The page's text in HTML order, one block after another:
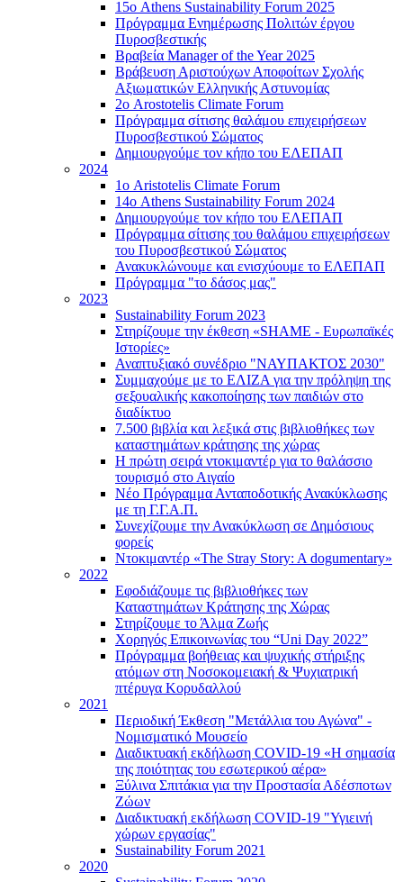
15ο Athens Sustainability Forum 2025
Πρόγραμμα Ενημέρωσης Πολιτών έργου
Πυροσβεστικής
Βραβεία Manager of the Year 2025
Βράβευση Αριστούχων Αποφοίτων Σχολής
Αξιωματικών Ελληνικής Αστυνομίας
2ο Arostotelis Climate Forum
Πρόγραμμα σίτισης θαλάμου επιχειρήσεων
Πυροσβεστικού Σώματος
Δημιουργούμε τον κήπο του ΕΛΕΠΑΠ
2024
1ο Aristotelis Climate Forum
14ο Athens Sustainability Forum 2024
Δημιουργούμε τον κήπο του ΕΛΕΠΑΠ
Πρόγραμμα σίτισης του θαλάμου επιχειρήσεων
του Πυροσβεστικού Σώματος
Ανακυκλώνουμε και ενισχύουμε το ΕΛΕΠΑΠ
Πρόγραμμα "το δάσος μας"
2023
Sustainability Forum 2023
Στηρίζουμε την έκθεση «SHAME - Ευρωπαϊκές
Ιστορίες»
Αναπτυξιακό συνέδριο "ΝΑΥΠΑΚΤΟΣ 2030"
Συμμαχούμε με το ΕΛΙΖΑ για την πρόληψη της
σεξουαλικής κακοποίησης των παιδιών στο
διαδίκτυο
7.500 βιβλία και λεξικά στις βιβλιοθήκες των
καταστημάτων κράτησης της χώρας
Η πρώτη σειρά ντοκιμαντέρ για το θαλάσσιο
τουρισμό στο Αιγαίο
Νέο Πρόγραμμα Ανταποδοτικής Ανακύκλωσης
με τη Γ.Γ.Α.Π.
Συνεχίζουμε την Ανακύκλωση σε Δημόσιους
φορείς
Ντοκιμαντέρ «The Stray Story: A dogumentary»
2022
Εφοδιάζουμε τις βιβλιοθήκες των
Καταστημάτων Κράτησης της Χώρας
Στηρίζουμε το Άλμα Ζωής
Χορηγός Επικοινωνίας του “Uni Day 2022”
Πρόγραμμα βοήθειας και ψυχικής στήριξης
ατόμων στη Νοσοκομειακή & Ψυχιατρική
πτέρυγα Κορυδαλλού
2021
Περιοδική Έκθεση "Μετάλλια του Αγώνα" -
Νομισματικό Μουσείο
Διαδικτυακή εκδήλωση COVID-19 «Η σημασία
της ποιότητας του εσωτερικού αέρα»
Ξύλινα Σπιτάκια για την Προστασία Αδέσποτων
Ζώων
Διαδικτυακή εκδήλωση COVID-19 "Υγιεινή
χώρων εργασίας"
Sustainability Forum 2021
2020